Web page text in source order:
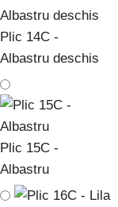
Plic 14C -
Albastru deschis
Plic 15C -
Albastru